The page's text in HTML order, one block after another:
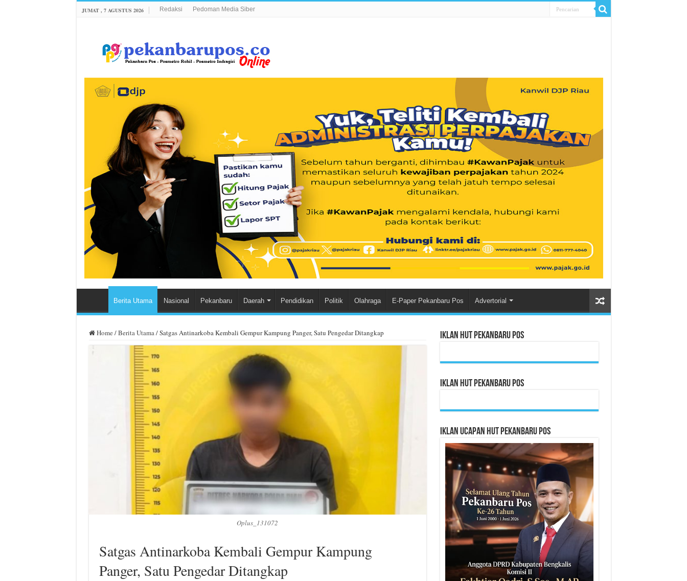
JUMAT , 7 AGUSTUS 2026 Redaksi Pedoman Media Siber
Berita Utama Nasional Pekanbaru Daerah Pendidikan Politik Olahraga E-Paper Pekanbaru Pos Advertorial
Home /Berita Utama/Satgas Antinarkoba Kembali Gempur Kampung Panger, Satu Pengedar Ditangkap
Oplus_131072
Satgas Antinarkoba Kembali Gempur Kampung
Panger, Satu Pengedar Ditangkap
Iklan HUT Pekanbaru Pos
Iklan HUT Pekanbaru Pos
Iklan Ucapan HUT Pekanbaru Pos